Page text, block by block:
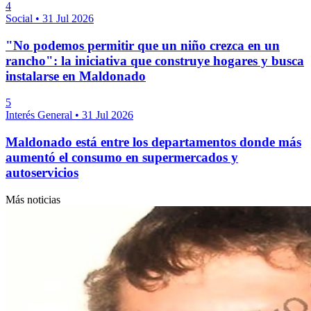
4
Social • 31 Jul 2026
"No podemos permitir que un niño crezca en un
rancho": la iniciativa que construye hogares y busca
instalarse en Maldonado
5
Interés General • 31 Jul 2026
Maldonado está entre los departamentos donde más
aumentó el consumo en supermercados y
autoservicios
Más noticias